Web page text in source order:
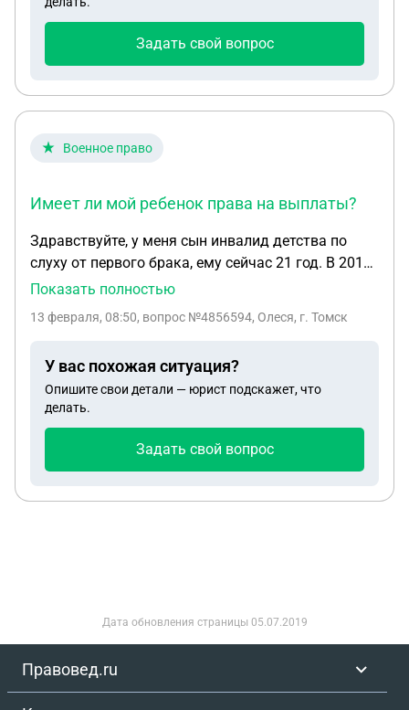
заявил на отказ оплаты алиментов на сына,тк
поступать - признал ребенка своим,ребенок его
алименты подал на оспаривание отцовства.
Задать свой вопрос
Военное право
Имеет ли мой ребенок права на выплаты?
Здравствуйте, у меня сын инвалид детства по
слуху от первого брака, ему сейчас 21 год. В 2011
г я вышла замуж и мой муж захотел усыновить
первый муж ничем не помогал, алиментов не
свою очередь отказалась от алиментов. В 2014
году мой второй муж трагически погиб. Сын
получал только пенсию по инвалидности, по
положена только одна пенсия на выбор. С
вести пропавшим на СВО. Имеет ли мой ребенок
Показать полностью
13 февраля, 08:50, вопрос №4856594, Олеся, г. Томск
У вас похожая ситуация?
Опишите свои детали — юрист подскажет, что
делать.
Задать свой вопрос
Дата обновления страницы 05.07.2019
Правовед.ru